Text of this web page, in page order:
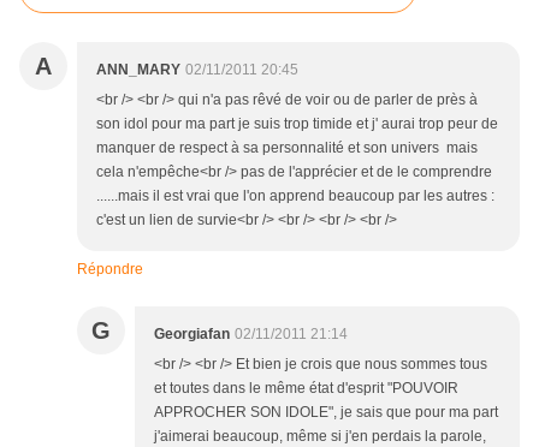
A ANN_MARY 02/11/2011 20:45
<br /> <br /> qui n'a pas rêvé de voir ou de parler de près à
son idol pour ma part je suis trop timide et j' aurai trop peur de
manquer de respect à sa personnalité et son univers mais
cela n'empêche<br /> pas de l'apprécier et de le comprendre
......mais il est vrai que l'on apprend beaucoup par les autres :
c'est un lien de survie<br /> <br /> <br /> <br />
Répondre
G Georgiafan 02/11/2011 21:14
<br /> <br /> Et bien je crois que nous sommes tous
et toutes dans le même état d'esprit "POUVOIR
APPROCHER SON IDOLE", je sais que pour ma part
j'aimerai beaucoup, même si j'en perdais la parole,